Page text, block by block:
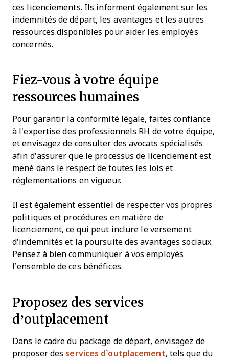
ces licenciements. Ils informent également sur les
indemnités de départ, les avantages et les autres
ressources disponibles pour aider les employés
concernés.
Fiez-vous à votre équipe
ressources humaines
Pour garantir la conformité légale, faites confiance
à l’expertise des professionnels RH de votre équipe,
et envisagez de consulter des avocats spécialisés
afin d’assurer que le processus de licenciement est
mené dans le respect de toutes les lois et
réglementations en vigueur.
Il est également essentiel de respecter vos propres
politiques et procédures en matière de
licenciement, ce qui peut inclure le versement
d’indemnités et la poursuite des avantages sociaux.
Pensez à bien communiquer à vos employés
l’ensemble de ces bénéfices.
Proposez des services
d’outplacement
Dans le cadre du package de départ, envisagez de
proposer des services d’outplacement, tels que du